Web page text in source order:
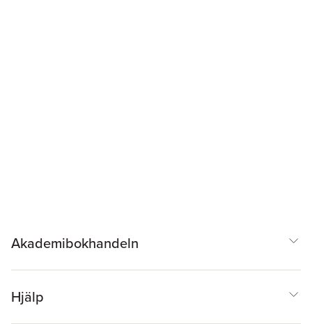
Akademibokhandeln
Hjälp